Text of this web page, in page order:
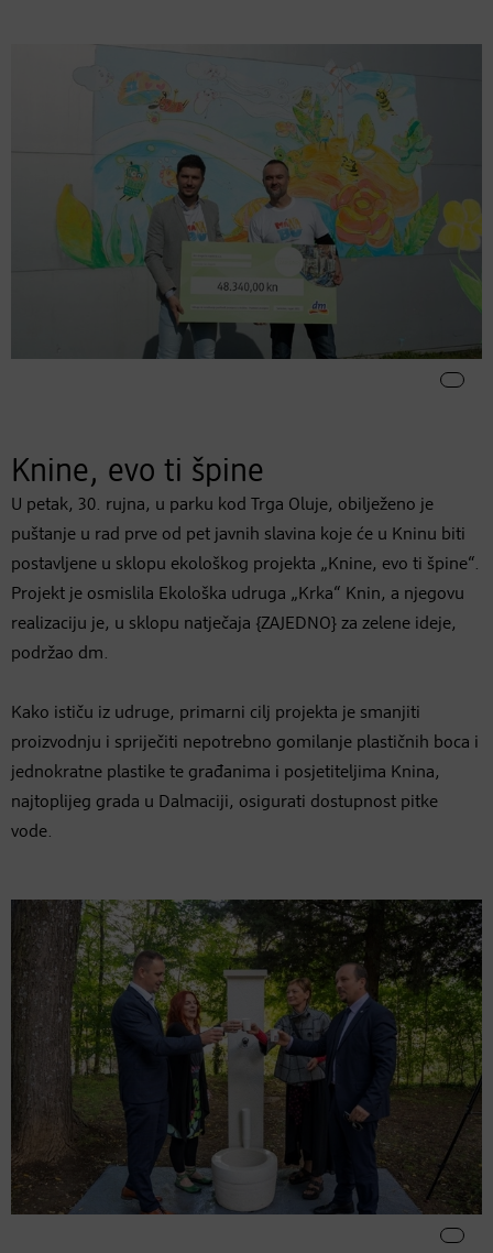
Knine, evo ti špine
U petak, 30. rujna, u parku kod Trga Oluje, obilježeno je
puštanje u rad prve od pet javnih slavina koje će u Kninu biti
postavljene u sklopu ekološkog projekta „Knine, evo ti špine“.
Projekt je osmislila Ekološka udruga „Krka“ Knin, a njegovu
realizaciju je, u sklopu natječaja {ZAJEDNO} za zelene ideje,
podržao dm.
Kako ističu iz udruge, primarni cilj projekta je smanjiti
proizvodnju i spriječiti nepotrebno gomilanje plastičnih boca i
jednokratne plastike te građanima i posjetiteljima Knina,
najtoplijeg grada u Dalmaciji, osigurati dostupnost pitke
vode.